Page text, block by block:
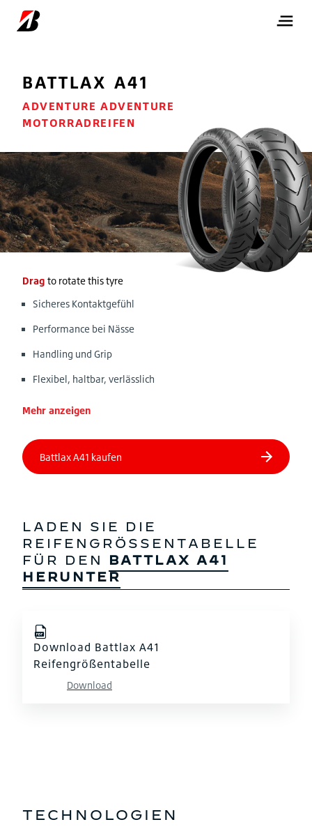
BATTLAX A41
ADVENTURE ADVENTURE
MOTORRADREIFEN
Drag to rotate this tyre
Sicheres Kontaktgefühl
Performance bei Nässe
Handling und Grip
Flexibel, haltbar, verlässlich
Mehr anzeigen
LADEN SIE DIE
REIFENGRÖSSENTABELLE
FÜR DEN BATTLAX A41
HERUNTER
Download Battlax A41
Reifengrößentabelle
Download
TECHNOLOGIEN